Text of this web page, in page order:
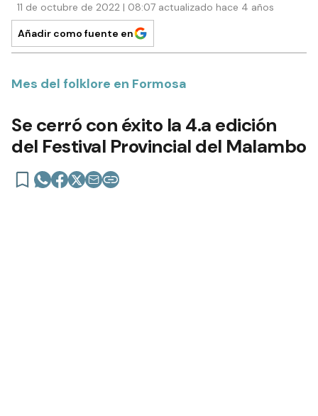
11 de octubre de 2022 | 08:07 actualizado hace 4 años
Añadir como fuente en
Mes del folklore en Formosa
Se cerró con éxito la 4.a edición
del Festival Provincial del Malambo